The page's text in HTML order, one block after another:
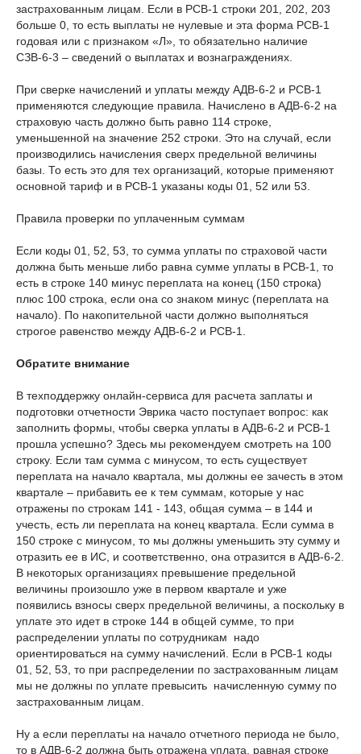
застрахованным лицам. Если в РСВ-1 строки 201, 202, 203
больше 0, то есть выплаты не нулевые и эта форма РСВ-1
годовая или с признаком «Л», то обязательно наличие
СЗВ-6-3 – сведений о выплатах и вознаграждениях.
При сверке начислений и уплаты между АДВ-6-2 и РСВ-1
применяются следующие правила. Начислено в АДВ-6-2 на
страховую часть должно быть равно 114 строке,
уменьшенной на значение 252 строки. Это на случай, если
производились начисления сверх предельной величины
базы. То есть это для тех организаций, которые применяют
основной тариф и в РСВ-1 указаны коды 01, 52 или 53.
Правила проверки по уплаченным суммам
Если коды 01, 52, 53, то сумма уплаты по страховой части
должна быть меньше либо равна сумме уплаты в РСВ-1, то
есть в строке 140 минус переплата на конец (150 строка)
плюс 100 строка, если она со знаком минус (переплата на
начало). По накопительной части должно выполняться
строгое равенство между АДВ-6-2 и РСВ-1.
Обратите внимание
В техподдержку онлайн-сервиса для расчета заплаты и
подготовки отчетности Эврика часто поступает вопрос: как
заполнить формы, чтобы сверка уплаты в АДВ-6-2 и РСВ-1
прошла успешно? Здесь мы рекомендуем смотреть на 100
строку. Если там сумма с минусом, то есть существует
переплата на начало квартала, мы должны ее зачесть в этом
квартале – прибавить ее к тем суммам, которые у нас
отражены по строкам 141 - 143, общая сумма – в 144 и
учесть, есть ли переплата на конец квартала. Если сумма в
150 строке с минусом, то мы должны уменьшить эту сумму и
отразить ее в ИС, и соответственно, она отразится в АДВ-6-2.
В некоторых организациях превышение предельной
величины произошло уже в первом квартале и уже
появились взносы сверх предельной величины, а поскольку в
уплате это идет в строке 144 в общей сумме, то при
распределении уплаты по сотрудникам надо
ориентироваться на сумму начислений. Если в РСВ-1 коды
01, 52, 53, то при распределении по застрахованным лицам
мы не должны по уплате превысить начисленную сумму по
застрахованным лицам.
Ну а если переплаты на начало отчетного периода не было,
то в АДВ-6-2 должна быть отражена уплата, равная строке